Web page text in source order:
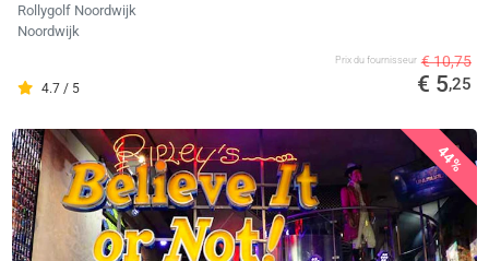
Rollygolf Noordwijk
Noordwijk
4.7 / 5
Prix ​​du fournisseur € 10,75
€ 5,25
44%